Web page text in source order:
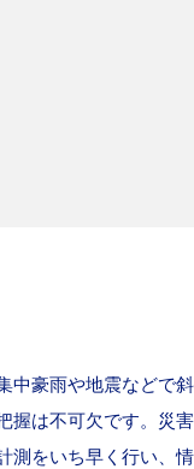
中豪雨や地震などで斜
握は不可欠です。災害
測をいち早く行い、情